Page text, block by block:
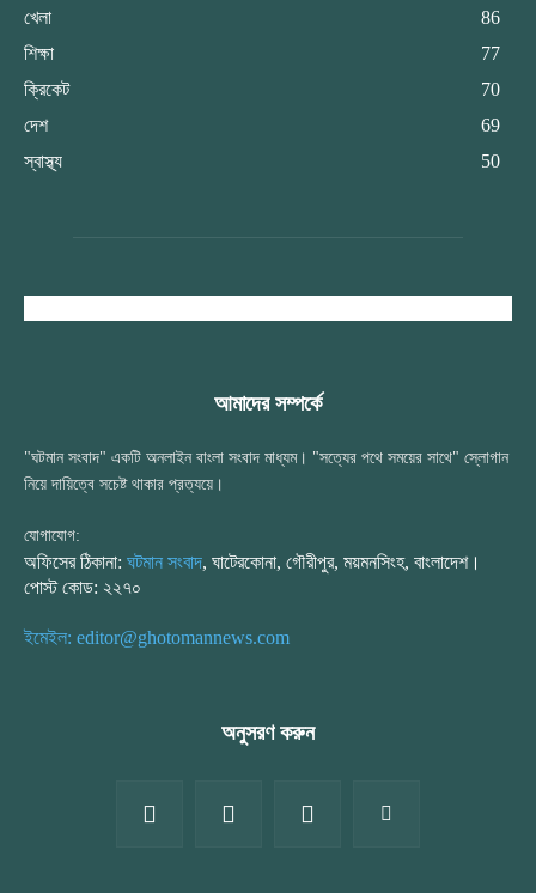
খেলা
86
শিক্ষা
77
ক্রিকেট
70
দেশ
69
স্বাস্থ্য
50
আমাদের সম্পর্কে
"ঘটমান সংবাদ" একটি অনলাইন বাংলা সংবাদ মাধ্যম। "সত্যের পথে সময়ের সাথে" স্লোগান
নিয়ে দায়িত্বে সচেষ্ট থাকার প্রত্যয়ে।
যোগাযোগ:
অফিসের ঠিকানা: ঘটমান সংবাদ, ঘাটেরকোনা, গৌরীপুর, ময়মনসিংহ, বাংলাদেশ।
পোস্ট কোড: ২২৭০
ইমেইল: editor@ghotomannews.com
অনুসরণ করুন